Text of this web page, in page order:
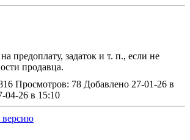
на предоплату, задаток и т. п., если не
продавца.
Просмотров: 78 Добавлено 27-01-26 в
04-26 в 15:10